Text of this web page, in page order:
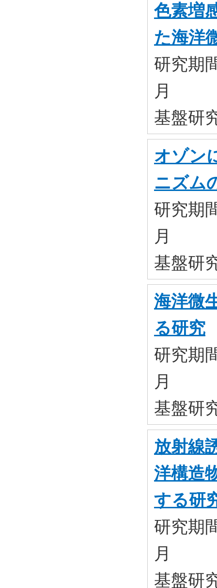
色素増
た海洋
研究期
月
基盤研
オゾン
ニズム
研究期
月
基盤研
海洋微
る研究
研究期
月
基盤研
放射線
洋構造
する研
研究期
月
基盤研